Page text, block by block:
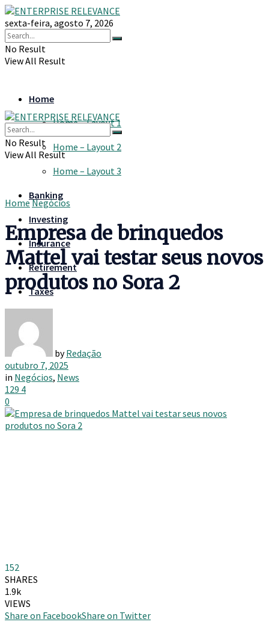
sexta-feira, agosto 7, 2026
No Result
View All Result
Home
Home – Layout 1
Home – Layout 2
Home – Layout 3
Banking
Investing
Insurance
Retirement
Taxes
No Result
View All Result
HomeNegócios
Empresa de brinquedos
Mattel vai testar seus novos
produtos no Sora 2
by Redação
outubro 7, 2025
in Negócios, News
129 4
0
152
SHARES
1.9k
VIEWS
Share on FacebookShare on Twitter